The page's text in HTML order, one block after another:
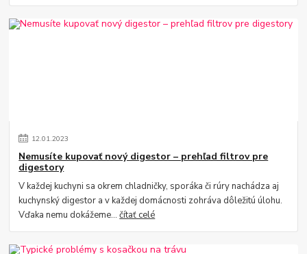
12.01.2023
Nemusíte kupovať nový digestor – prehľad filtrov pre
digestory
V každej kuchyni sa okrem chladničky, sporáka či rúry nachádza aj
kuchynský digestor a v každej domácnosti zohráva dôležitú úlohu.
Vďaka nemu dokážeme...čítať celé